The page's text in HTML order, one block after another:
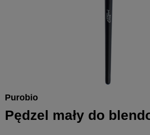
Purobio
Pędzel mały do